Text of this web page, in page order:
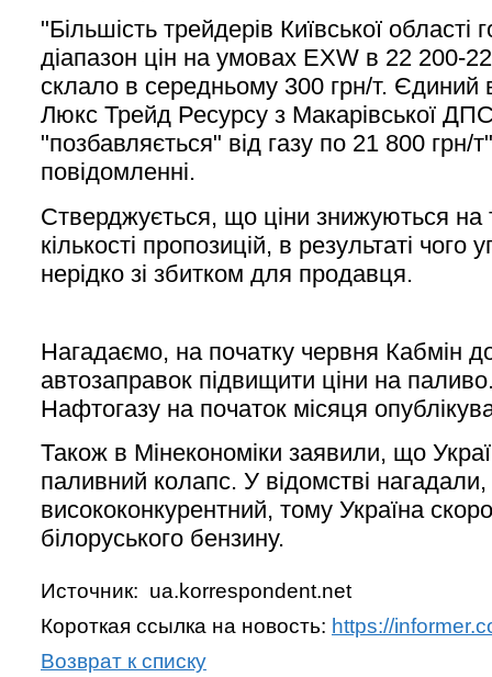
"Більшість трейдерів Київської
діапазон цін на умовах EXW в 22 200-
склало в середньому 300 грн/т. Єдиний
Люкс Трейд Ресурсу з Макарівської
"позбавляється" від газу по 21 800 грн/
повідомленні.
Стверджується, що ціни знижуються на
кількості пропозицій, в результаті чого
нерідко зі збитком для продавця.
Нагадаємо, на початку червня Кабмін
автозаправок підвищити ціни на
Нафтогазу на початок місяця
Також в Мінекономіки заявили, що
паливний колапс. У відомстві
висококонкурентний, тому Україна
білоруського бензину.
Источник: ua.korrespondent.net
Короткая ссылка на новость: https://
Возврат к списку